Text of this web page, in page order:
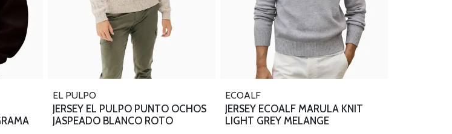
EL PULPO
JERSEY EL PULPO PUNTO OCHOS
JASPEADO BLANCO ROTO
ECOALF
JERSEY ECOALF MARULA KNIT
LIGHT GREY MELANGE